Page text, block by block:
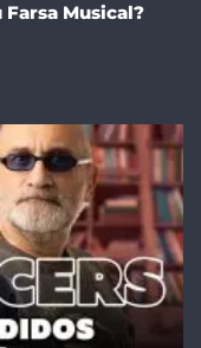
Farsa Musical?